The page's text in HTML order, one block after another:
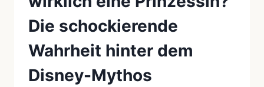
Die schockierende
Wahrheit hinter dem
Disney-Mythos